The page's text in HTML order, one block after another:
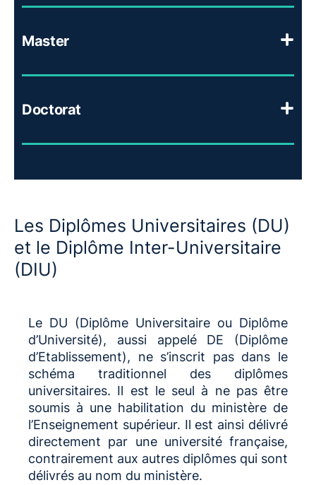
Master
Doctorat
Les Diplômes Universitaires (DU)
et le Diplôme Inter-Universitaire
(DIU)
Le DU (Diplôme Universitaire ou Diplôme
d’Université), aussi appelé DE (Diplôme
d’Etablissement), ne s’inscrit pas dans le
schéma traditionnel des diplômes
universitaires. Il est le seul à ne pas être
soumis à une habilitation du ministère de
l’Enseignement supérieur. Il est ainsi délivré
directement par une université française,
contrairement aux autres diplômes qui sont
délivrés au nom du ministère.